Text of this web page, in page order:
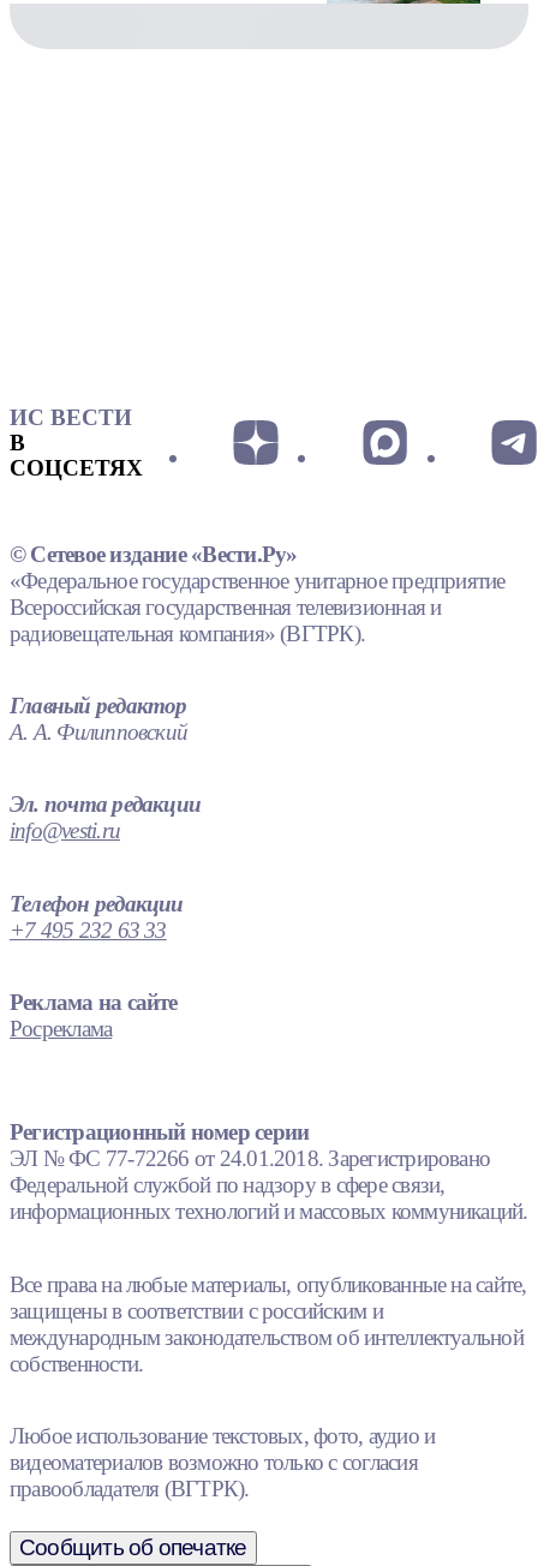
ИС ВЕСТИ
В
СОЦСЕТЯХ
© Сетевое издание «Вести.Ру»
«Федеральное государственное унитарное предприятие
Всероссийская государственная телевизионная и
радиовещательная компания» (ВГТРК).
Главный редактор
А. А. Филипповский
Эл. почта редакции
info@vesti.ru
Телефон редакции
+7 495 232 63 33
Реклама на сайте
Росреклама
Регистрационный номер серии
ЭЛ № ФС 77-72266 от 24.01.2018. Зарегистрировано
Федеральной службой по надзору в сфере связи,
информационных технологий и массовых коммуникаций.
Все права на любые материалы, опубликованные на сайте,
защищены в соответствии с российским и
международным законодательством об интеллектуальной
собственности.
Любое использование текстовых, фото, аудио и
видеоматериалов возможно только с согласия
правообладателя (ВГТРК).
Сообщить об опечатке